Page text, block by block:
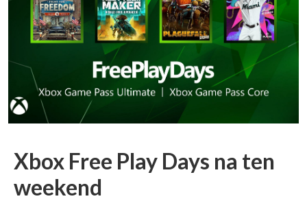
Xbox Free Play Days na ten
weekend